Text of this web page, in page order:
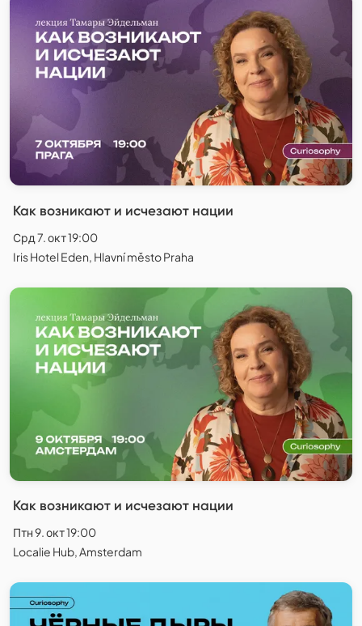
Как возникают и исчезают нации
Срд 7. окт 19:00
Iris Hotel Eden, Hlavní město Praha
Как возникают и исчезают нации
Птн 9. окт 19:00
Localie Hub, Amsterdam